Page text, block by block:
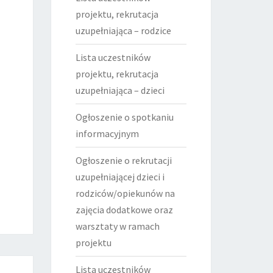
projektu, rekrutacja
uzupełniająca – rodzice
Lista uczestników
projektu, rekrutacja
uzupełniająca – dzieci
Ogłoszenie o spotkaniu
informacyjnym
Ogłoszenie o rekrutacji
uzupełniającej dzieci i
rodziców/opiekunów na
zajęcia dodatkowe oraz
warsztaty w ramach
projektu
Lista uczestników